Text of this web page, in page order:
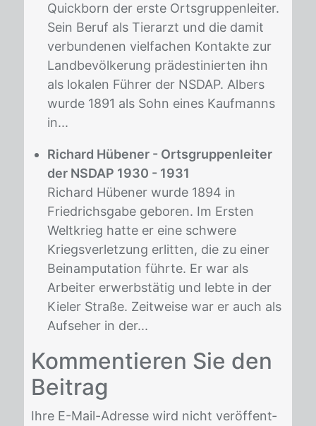
Quickborn der erste Ortsgruppenleiter.
Sein Beruf als Tierarzt und die damit
verbundenen vielfachen Kontakte zur
Landbevölkerung prädestinierten ihn
als lokalen Führer der NSDAP. Albers
wurde 1891 als Sohn eines Kaufmanns
in...
Richard Hübener - Ortsgruppenleiter
der NSDAP 1930 - 1931
Richard Hübener wurde 1894 in
Friedrichsgabe geboren. Im Ersten
Weltkrieg hatte er eine schwere
Kriegsverletzung erlitten, die zu einer
Beinamputation führte. Er war als
Arbeiter erwerbstätig und lebte in der
Kieler Straße. Zeitweise war er auch als
Aufseher in der...
Kom­men­tie­ren Sie den
Bei­trag
Ihre E-Mail-Adres­se wird nicht ver­öf­fent­